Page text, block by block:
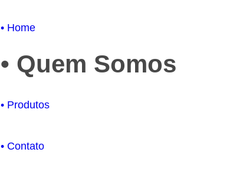
• Home
• Quem Somos
• Produtos
• Contato